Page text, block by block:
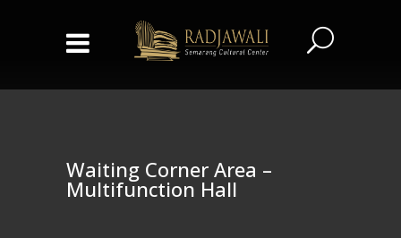
Waiting Corner Area –
Multifunction Hall